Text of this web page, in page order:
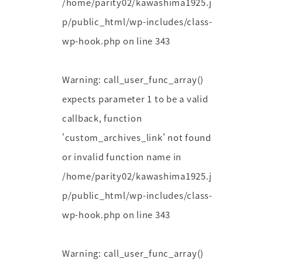
p/public_html/wp-includes/class-
wp-hook.php on line 343
Warning: call_user_func_array()
expects parameter 1 to be a valid
callback, function
'custom_archives_link' not found
or invalid function name in
/home/parity02/kawashima1925.j
p/public_html/wp-includes/class-
wp-hook.php on line 343
Warning: call_user_func_array()